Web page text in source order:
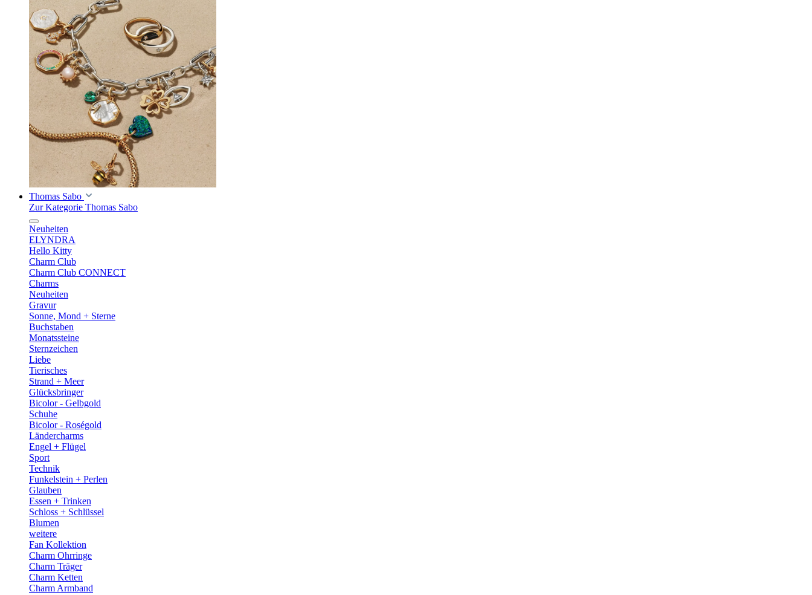
Thomas Sabo
Zur Kategorie Thomas Sabo
Neuheiten
ELYNDRA
Hello Kitty
Charm Club
Charm Club CONNECT
Charms
Neuheiten
Gravur
Sonne, Mond + Sterne
Buchstaben
Monatssteine
Sternzeichen
Liebe
Tierisches
Strand + Meer
Glücksbringer
Bicolor - Gelbgold
Schuhe
Bicolor - Roségold
Ländercharms
Engel + Flügel
Sport
Technik
Funkelstein + Perlen
Glauben
Essen + Trinken
Schloss + Schlüssel
Blumen
weitere
Fan Kollektion
Charm Ohrringe
Charm Träger
Charm Ketten
Charm Armband